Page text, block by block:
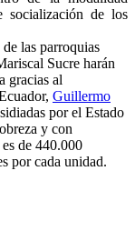
socialización de los
las parroquias
Sucre harán
gracias al
Guillermo
por el Estado
y con
de 440.000
por cada unidad.